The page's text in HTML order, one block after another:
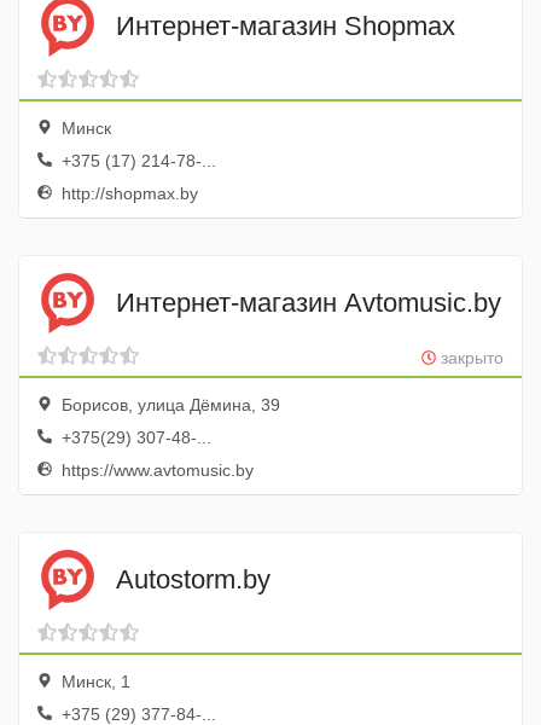
Интернет-магазин Shopmax
Минск
+375 (17) 214-78-...
http://shopmax.by
Интернет-магазин Avtomusic.by
закрыто
Борисов, улица Дёмина, 39
+375(29) 307-48-...
https://www.avtomusic.by
Autostorm.by
Минск, 1
+375 (29) 377-84-...